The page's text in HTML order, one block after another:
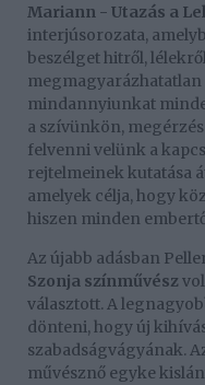
Mariann - Utazás a
interjúsorozata,
beszélget hitről,
mindannyiunkat
a szívünkön,
felvenni velünk a
rejtelmeinek kutatása
amelyek célja, hogy
hiszen minden
Az újabb adásban
Szonja színművész
választott. A
dönteni, hogy új
szabadságvágyának.
művésznő egyke